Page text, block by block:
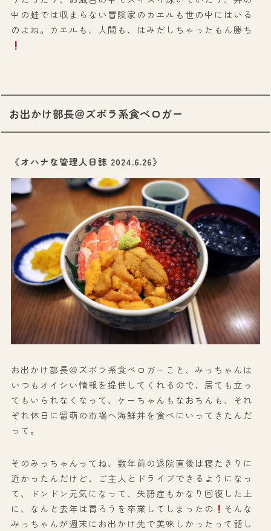
中の蛙では収まらない冒険家のカエルも世の中にはいる
のよね。カエルも、人間も、はみだしちゃったもん勝ち
お出かけ部長＠ズボラ系食ベロガー
《オハナな管理人日誌 2024.6.26》
お出かけ部長＠ズボラ系食ベロガーこと、みっちゃんは
いつもオイシい情報を提供してくれるので、居ても立っ
てもいられなくなって、ケーちゃんもなおちんも、それ
ぞれ休日に留萌の市場へ海鮮丼を食べにいってきたんだ
って。
そのみっちゃんってね、数年前の退院直後は寝たきりに
近かったんだけど、ご主人とドライブできるようになっ
て、ドンドン元気になって、失語症もかなり回復した上
に、なんと去年は胃ろうを卒業してしまったの
そんな
みっちゃんが週末にお出かけ先で美味しかったって話し